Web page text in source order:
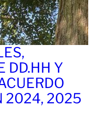
DD.HH Y
2024, 2025